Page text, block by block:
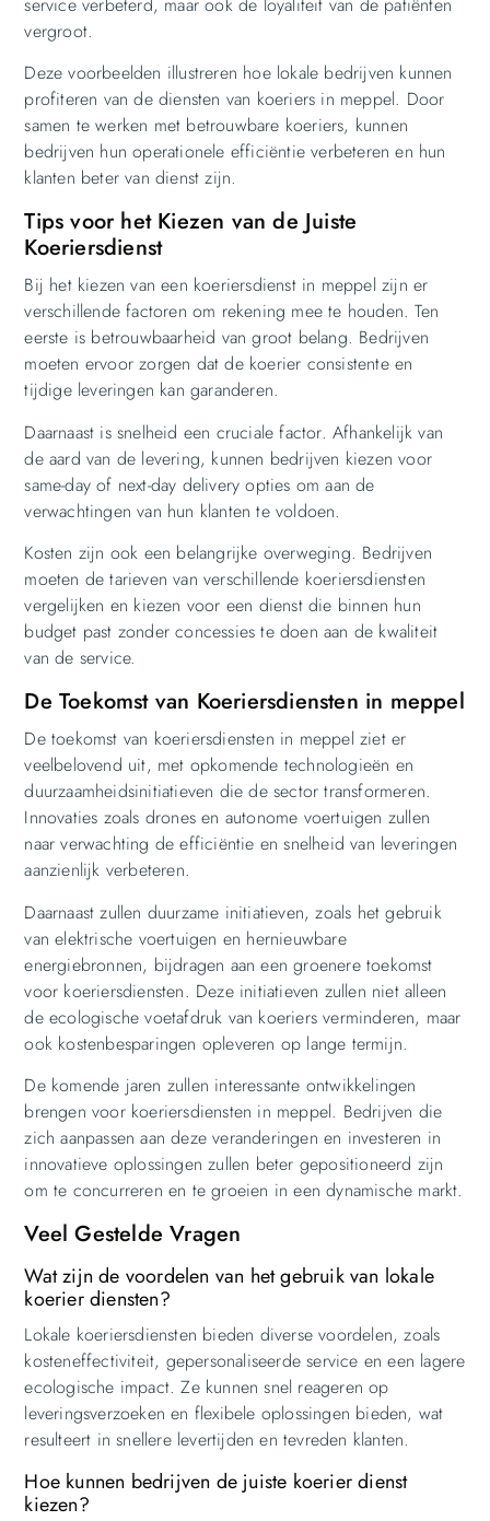
vergroot.
Deze voorbeelden illustreren hoe lokale bedrijven kunnen
profiteren van de diensten van koeriers in meppel. Door
samen te werken met betrouwbare koeriers, kunnen
bedrijven hun operationele efficiëntie verbeteren en hun
klanten beter van dienst zijn.
Tips voor het Kiezen van de Juiste
Koeriersdienst
Bij het kiezen van een koeriersdienst in meppel zijn er
verschillende factoren om rekening mee te houden. Ten
eerste is betrouwbaarheid van groot belang. Bedrijven
moeten ervoor zorgen dat de koerier consistente en
tijdige leveringen kan garanderen.
Daarnaast is snelheid een cruciale factor. Afhankelijk van
de aard van de levering, kunnen bedrijven kiezen voor
same-day of next-day delivery opties om aan de
verwachtingen van hun klanten te voldoen.
Kosten zijn ook een belangrijke overweging. Bedrijven
moeten de tarieven van verschillende koeriersdiensten
vergelijken en kiezen voor een dienst die binnen hun
budget past zonder concessies te doen aan de kwaliteit
van de service.
De Toekomst van Koeriersdiensten in meppel
De toekomst van koeriersdiensten in meppel ziet er
veelbelovend uit, met opkomende technologieën en
duurzaamheidsinitiatieven die de sector transformeren.
Innovaties zoals drones en autonome voertuigen zullen
naar verwachting de efficiëntie en snelheid van leveringen
aanzienlijk verbeteren.
Daarnaast zullen duurzame initiatieven, zoals het gebruik
van elektrische voertuigen en hernieuwbare
energiebronnen, bijdragen aan een groenere toekomst
voor koeriersdiensten. Deze initiatieven zullen niet alleen
de ecologische voetafdruk van koeriers verminderen, maar
ook kostenbesparingen opleveren op lange termijn.
De komende jaren zullen interessante ontwikkelingen
brengen voor koeriersdiensten in meppel. Bedrijven die
zich aanpassen aan deze veranderingen en investeren in
innovatieve oplossingen zullen beter gepositioneerd zijn
om te concurreren en te groeien in een dynamische markt.
Veel Gestelde Vragen
Wat zijn de voordelen van het gebruik van lokale
koerier diensten?
Lokale koeriersdiensten bieden diverse voordelen, zoals
kosteneffectiviteit, gepersonaliseerde service en een lagere
ecologische impact. Ze kunnen snel reageren op
leveringsverzoeken en flexibele oplossingen bieden, wat
resulteert in snellere levertijden en tevreden klanten.
Hoe kunnen bedrijven de juiste koerier dienst
kiezen?